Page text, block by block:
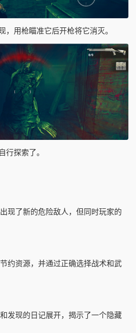
，用枪瞄准它后开枪将它消灭。
行探索了。
现了新的危险敌人，但同时玩家的
约资源，并通过正确选择战术和武
发现的日记展开，揭示了一个隐藏